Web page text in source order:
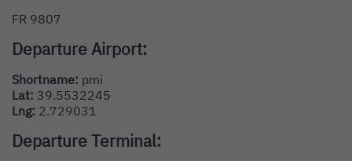
FR 9807
Departure Airport:
Shortname: pmi
Lat: 39.5532245
Lng: 2.729031
Departure Terminal: